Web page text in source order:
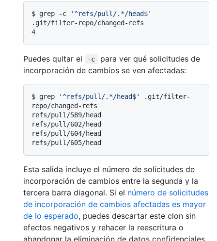
$ grep -c
'^refs/pull/.*/head$'
.git/filter-repo/changed-refs
Puedes quitar el -c
para ver qué solicitudes de
incorporación de cambios se ven afectadas:
$ grep '^refs/pull/.*/head$'
.git/filter-
repo/changed-refs
refs/pull/589/head
refs/pull/602/head
refs/pull/604/head
Esta salida incluye el número de solicitudes de
incorporación de cambios entre la segunda y la
tercera barra diagonal. Si el número de solicitudes
de incorporación de cambios afectadas es mayor
de lo esperado, puedes descartar este clon sin
efectos negativos y rehacer la reescritura o
abandonar la eliminación de datos confidenciales.